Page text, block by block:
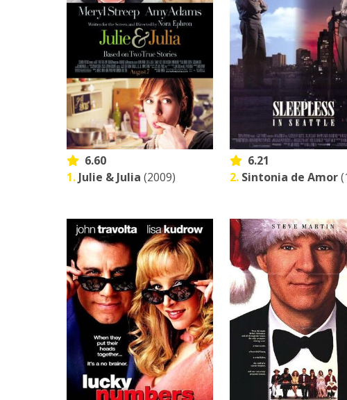
6.60
1. Julie & Julia (2009)
6.21
2. Sintonia de Amor